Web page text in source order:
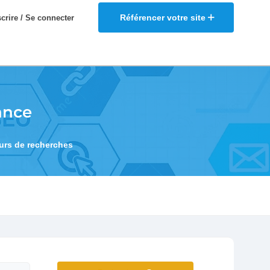
Référencer votre site
/ Se connecter
de recherches